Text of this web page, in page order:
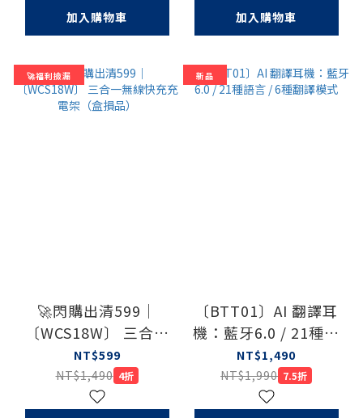
加入購物車 加入購物車
🚀福利撿漏
🚀閃購出清599｜
〔WCS18W〕 三合一
無線快充充電架（盒損
品）
NT$599
NT$1,490 4折
新品
〔BTT01〕AI 翻譯耳
機：藍牙6.0 / 21種語
言 / 6種翻譯模式
NT$1,490
NT$1,990 7.5折